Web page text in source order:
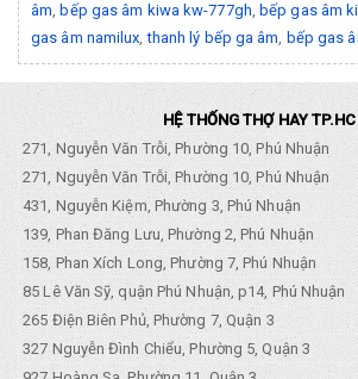
âm, bếp gas âm kiwa kw-777gh, bếp gas âm
gas âm namilux,thanh lý bếp ga âm, bếp gas
HỆ THỐNG THỢ HAY
271, Nguyễn Văn Trỗi, Phường 10, Phú Nhuận
271, Nguyễn Văn Trỗi, Phường 10, Phú Nhuận
431, Nguyễn Kiệm, Phường 3, Phú Nhuận
139, Phan Đăng Lưu, Phường 2, Phú Nhuận
158, Phan Xích Long, Phường 7, Phú Nhuận
85 Lê Văn Sỹ, quận Phú Nhuận, p14, Phú Nhuận
265 Điện Biên Phủ, Phường 7, Quận 3
327 Nguyễn Đình Chiểu, Phường 5, Quận 3